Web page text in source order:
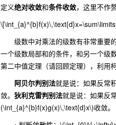
定义绝对收敛和条件收敛，这里不作
级数中对乘法的级数有非常重要的
一个级数局部和的条件，和另一个级
第二中值定理（请回顾定理），利用
阿贝尔判别法就是说：如果反常
敛。 狄利克雷判别法就是说：如果反
(\int_{a}^{b}f(x)g(x)\,\text{d}x\)收敛。